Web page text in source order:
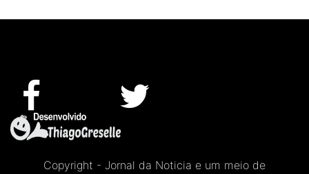
Copyright - Jornal da Noticia e um meio de